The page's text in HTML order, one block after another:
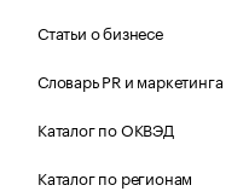
Статьи о бизнесе
Словарь PR и маркетинга
Каталог по ОКВЭД
Каталог по регионам